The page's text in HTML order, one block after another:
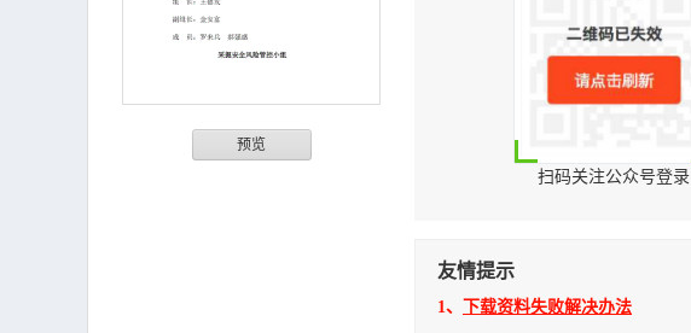
预览
扫码关注公众号登录
友情提示
1、
下载资料失败解决办法